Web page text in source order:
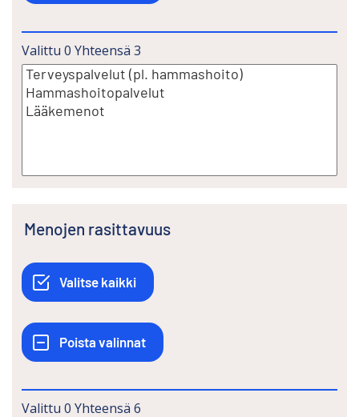
Valittu 0 Yhteensä 3
Menojen rasittavuus
Valittu 0 Yhteensä 6